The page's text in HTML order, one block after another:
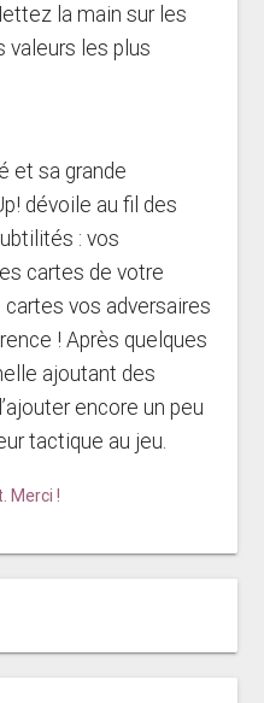
la main sur les
valeurs les plus
et sa grande
dévoile au fil des
: vos
cartes de votre
vos adversaires
! Après quelques
ajoutant des
encore un peu
tactique au jeu.
Merci !